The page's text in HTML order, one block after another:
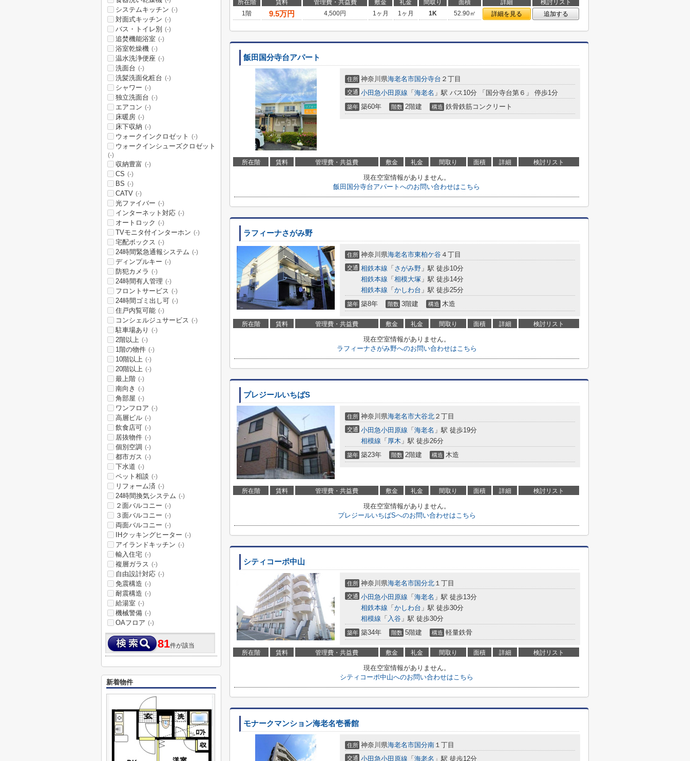
所在階 賃料 管理費・共益費 敷金 礼金 間取り 面積 詳細
検討リスト
1階
9.5万円 4,500円 1ヶ月 1ヶ月 1K 52.90㎡ 詳細を見る 追加する
飯田国分寺台アパート
住所 神奈川県海老名市国分寺台 ２丁目
交通 小田急小田原線 「 海老名 」駅 バス10分 「国分寺台第６」 停歩1分
築年 築60年 階数 2階建 構造 鉄骨鉄筋コンクリート
所在階 賃料 管理費・共益費 敷金 礼金 間取り 面積 詳細 検討リスト
現在空室情報がありません。
飯田国分寺台アパートへのお問い合わせはこちら
ラフィーナさがみ野
住所 神奈川県海老名市東柏ケ谷 ４丁目
交通 相鉄本線 「 さがみ野 」駅 徒歩10分
相鉄本線 「 相模大塚 」駅 徒歩14分
相鉄本線 「 かしわ台 」駅 徒歩25分
築年 築8年 階数 3階建 構造 木造
所在階 賃料 管理費・共益費 敷金 礼金 間取り 面積 詳細 検討リスト
現在空室情報がありません。
ラフィーナさがみ野へのお問い合わせはこちら
プレジールいちばS
住所 神奈川県海老名市大谷北 ２丁目
交通 小田急小田原線 「 海老名 」駅 徒歩19分
相模線 「 厚木 」駅 徒歩26分
築年 築23年 階数 2階建 構造 木造
所在階 賃料 管理費・共益費 敷金 礼金 間取り 面積 詳細 検討リスト
現在空室情報がありません。
プレジールいちばSへのお問い合わせはこちら
シティコーポ中山
住所 神奈川県海老名市国分北 １丁目
交通 小田急小田原線 「 海老名 」駅 徒歩13分
相鉄本線 「 かしわ台 」駅 徒歩30分
相模線 「 入谷 」駅 徒歩30分
築年 築34年 階数 5階建 構造 軽量鉄骨
所在階 賃料 管理費・共益費 敷金 礼金 間取り 面積 詳細 検討リスト
現在空室情報がありません。
シティコーポ中山へのお問い合わせはこちら
モナークマンション海老名壱番館
住所 神奈川県海老名市国分南 １丁目
交通 小田急小田原線 「 海老名 」駅 徒歩12分
システムキッチン (-)
対面式キッチン (-)
バス・トイレ別 (-)
追焚機能浴室 (-)
浴室乾燥機 (-)
温水洗浄便座 (-)
洗面台 (-)
洗髪洗面化粧台 (-)
シャワー (-)
独立洗面台 (-)
エアコン (-)
床暖房 (-)
床下収納 (-)
ウォークインクロゼット (-)
ウォークインシューズクロゼット
(-)
収納豊富 (-)
CS (-)
BS (-)
CATV (-)
光ファイバー (-)
インターネット対応 (-)
オートロック (-)
TVモニタ付インターホン (-)
宅配ボックス (-)
24時間緊急通報システム (-)
ディンプルキー (-)
防犯カメラ (-)
24時間有人管理 (-)
フロントサービス (-)
24時間ゴミ出し可 (-)
住戸内覧可能 (-)
コンシェルジュサービス (-)
駐車場あり (-)
2階以上 (-)
1階の物件 (-)
10階以上 (-)
20階以上 (-)
最上階 (-)
南向き (-)
角部屋 (-)
ワンフロア (-)
高層ビル (-)
飲食店可 (-)
居抜物件 (-)
個別空調 (-)
都市ガス (-)
下水道 (-)
ペット相談 (-)
リフォーム済 (-)
24時間換気システム (-)
２面バルコニー (-)
３面バルコニー (-)
両面バルコニー (-)
IHクッキングヒーター (-)
アイランドキッチン (-)
輸入住宅 (-)
複層ガラス (-)
自由設計対応 (-)
免震構造 (-)
耐震構造 (-)
給湯室 (-)
機械警備 (-)
OAフロア (-)
81件が該当
新着物件